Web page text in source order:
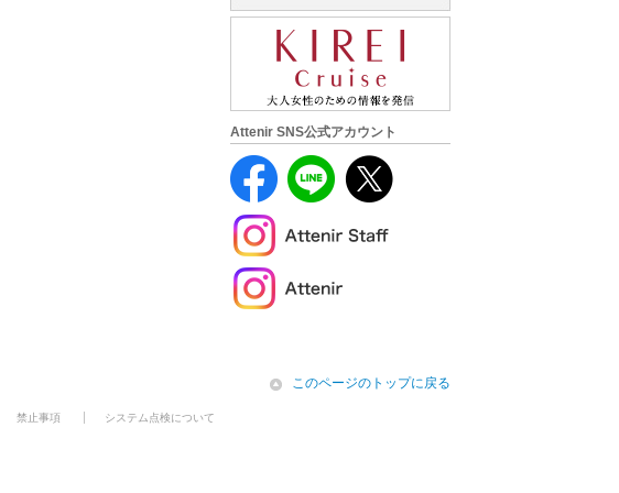
Attenir SNS公式アカウント
icon
このページのトップに戻る
禁止事項 システム点検について